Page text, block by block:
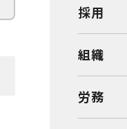
採用
組織
労務